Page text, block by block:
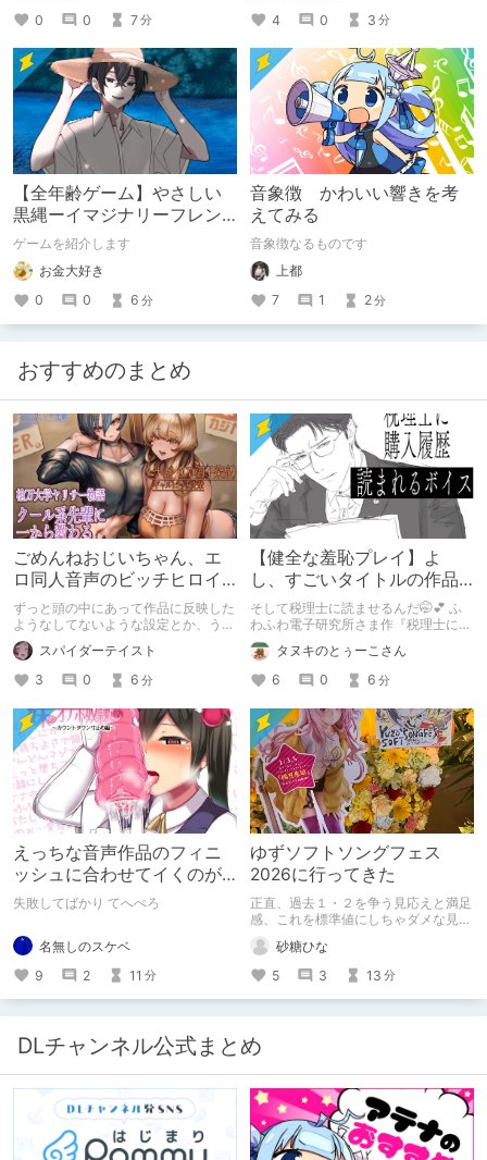
0
0 7分
4
0 3 分
【全年齢ゲーム】やさしい
黒縄ーイマジナリーフレン
ドの「彼」と過ごすおぼん
やすみー
ゲームを紹介します
お金大好き
0
0 6 分
音象徴 かわいい響きを考
えてみる
音象徴なるものです
上都
7
1 2分
おすすめのまとめ
ごめんねおじいちゃん、エ
ロ同人音声のビッチヒロイ
ンに名前使って～過去作品
コンセプトを思い出そう～
ずっと頭の中にあって作品に反映した
ようなしてないような設定とか、うち
のヒロイン達の名づけの法則とかを頭
の中の映●研の金●さんに「そこにあ
っちゃいけねえんだよ」といわれたの
でとりあえず垂れ流します。
スパイダーテイスト
3
0 6 分
【健全な羞恥プレイ】よ
し、すごいタイトルの作品
をまた買おう。【湧き上が
る不健全な気持ち】
そして税理士に読ませるんだ🤭💕 ふ
わふわ電子研究所さま作『税理士に購
入履歴読まれるボイス』の感想レビュ
ーです！タヌキのとぅーこさん
6
0 6 分
えっちな音声作品のフィニ
ッシュに合わせてイくのが
下手すぎる【失敗した話】
失敗してばかり てへぺろ
名無しのスケベ
9
2 11 分
ゆずソフトソングフェス
2026に行ってきた
正直、過去１・２を争う見応えと満足
感、これを標準値にしちゃダメな見本
かも
砂糖ひな
5
3 13 分
DLチャンネル公式まとめ